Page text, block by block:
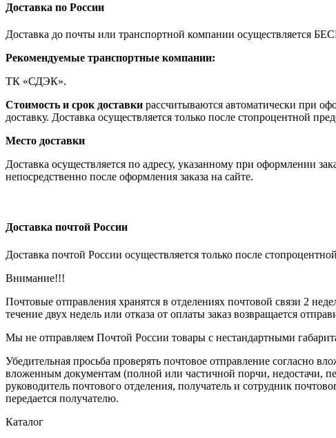
Доставка по России
Доставка до почты или транспортной компании осуществляется
Рекомендуемые транспортные компании:
ТК «СДЭК».
Стоимость и срок доставки рассчитываются автоматически при
доставку. Доставка осуществляется только после стопроцентной
Место доставки
Доставка осуществляется по адресу, указанному при оформлении
непосредственно после оформления заказа на сайте.
Доставка почтой России
Доставка почтой России осуществляется только после
Внимание!!!
Почтовые отправления хранятся в отделениях почтовой связи 2
течение двух недель или отказа от оплаты заказ возвращается
Мы не отправляем Почтой России товары с нестандартными
Убедительная просьба проверять почтовое отправление согласно
вложенным документам (полной или частичной порчи, недостачи,
руководитель почтового отделения, получатель и сотрудник
передается получателю.
Каталог